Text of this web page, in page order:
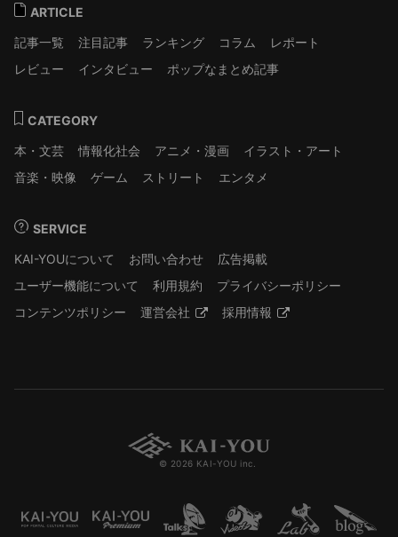
ARTICLE
記事一覧
注目記事 ランキング コラム
レポート
レビュー
インタビュー ポップなまとめ記事
CATEGORY
本・文芸
情報化社会 アニメ・漫画
イラスト・アート
音楽・映像
ゲーム ストリート エンタメ
SERVICE
KAI-YOUについて
お問い合わせ
広告掲載
ユーザー機能について
利用規約
プライバシーポリシー
コンテンツポリシー
運営会社 採用情報
© 2026 KAI-YOU inc.